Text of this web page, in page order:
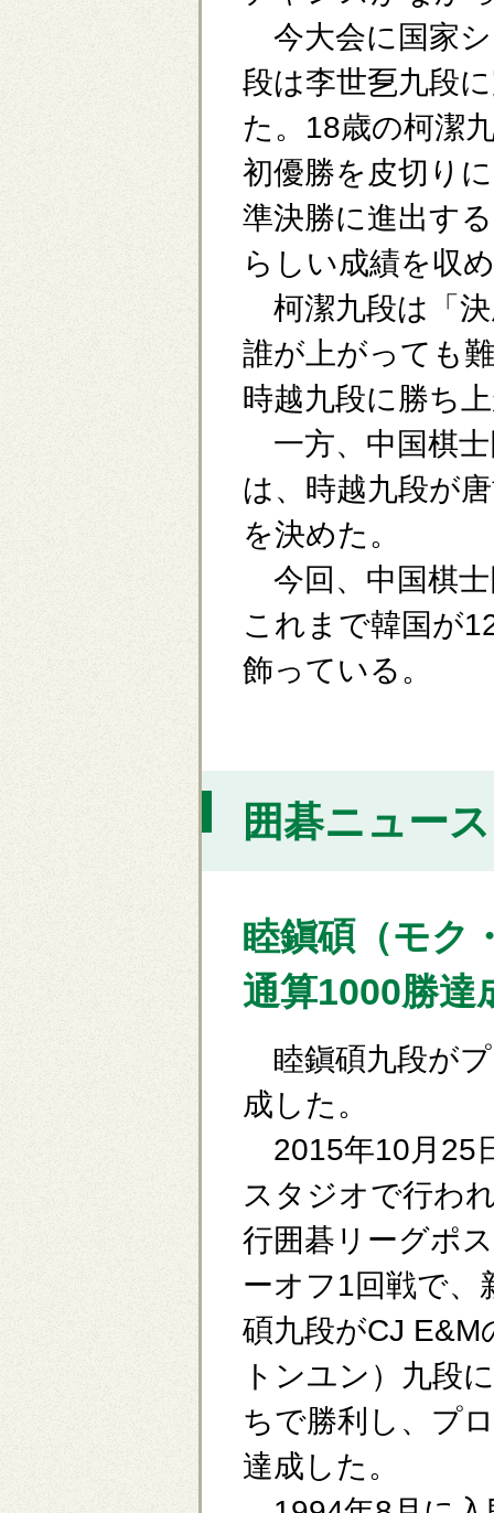
今大会に国家
段は李世乭九段
た。18歳の柯潔
初優勝を皮切り
準決勝に進出す
らしい成績を収
柯潔九段は「決
誰が上がっても
時越九段に勝ち
一方、中国棋
は、時越九段が
を決めた。
今回、中国棋士
これまで韓国が
飾っている。
囲碁ニュー
睦鎭碩（モク
通算1000勝達
睦鎭碩九段が
成した。
2015年10月25
スタジオで行わ
行囲碁リーグポ
ーオフ1回戦で、
碩九段がCJ E&M
トンユン）九段
ちで勝利し、プ
達成した。